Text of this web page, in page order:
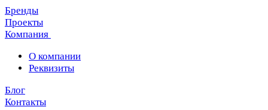
Бренды
Проекты
Компания
О компании
Реквизиты
Блог
Контакты